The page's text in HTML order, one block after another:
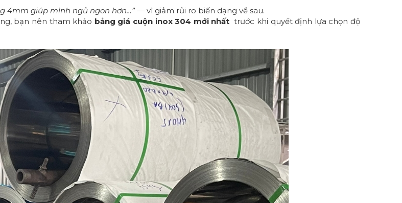
4mm giúp mình ngủ ngon hơn…” — vì giảm rủi ro biến dạng về sau.
bạn nên tham khảo bảng giá cuộn inox 304 mới nhất trước khi quyết định lựa chọn độ